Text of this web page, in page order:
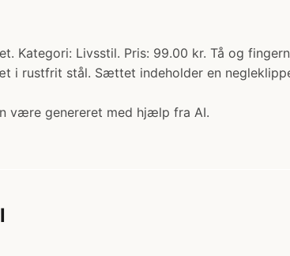
Kategori: Livsstil. Pris: 99.00 kr. Tå og
i rustfrit stål. Sættet indeholder en
være genereret med hjælp fra AI.